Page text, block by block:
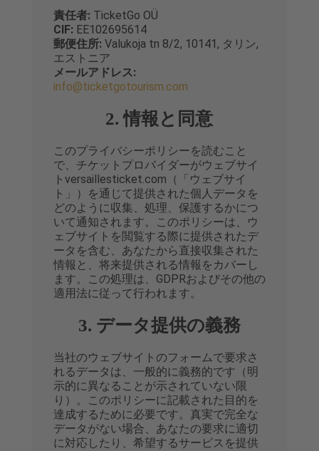
責任者: TicketGo OÜ
CIF: EE102695614
郵便住所: Valukoja tn 8/2, 10141, タリン,
エストニア
メールアドレス:
info@ticketgotourism.com
2. 情報と同意
このプライバシーポリシーを読むこと
で、チケットプロバイダーがウェブサイ
トversaillesticket.com（「ウェブサイ
ト」）を通じて提供された個人データを
どのように収集、処理、保護するかにつ
いて通知されます。このポリシーは、ウ
ェブサイトを閲覧する際に提供されたデ
ータを含む、あなたから直接収集された
情報と、将来提供される情報をカバーし
ます。この処理は、GDPRおよびその他の
適用法に従って行われます。
3. データ提供の義務
当社のウェブサイトのフォームで要求さ
れるデータは、一般的に義務的です（明
示的に異なることが示されていない限
り）。このポリシーに記載された目的を
達成するために必要です。真実で完全な
データがない場合、あなたの要求に適切
に対応したり、希望するサービスを提供